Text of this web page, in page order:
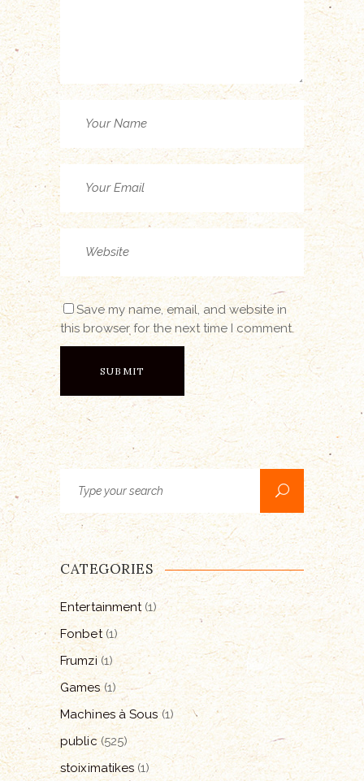
Save my name, email, and website in
this browser for the next time I comment.
for:
CATEGORIES
Entertainment(1)
Fonbet(1)
Frumzi(1)
Games(1)
Machines à Sous(1)
public(525)
stoiximatikes (1)